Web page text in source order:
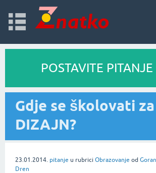
POSTAVITE PITANJE
Gdje se školovati za
DIZAJN?
23.01.2014. pitanje u rubrici Obrazovanje od Goran
Dren